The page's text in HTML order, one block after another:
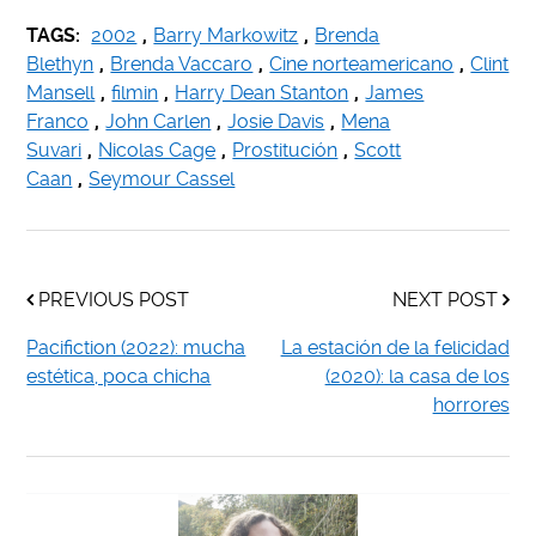
TAGS: 2002 , Barry Markowitz , Brenda
Blethyn , Brenda Vaccaro , Cine norteamericano , Clint
Mansell , filmin , Harry Dean Stanton , James
Franco , John Carlen , Josie Davis , Mena
Suvari , Nicolas Cage , Prostitución , Scott
Caan , Seymour Cassel
PREVIOUS POST
Pacifiction (2022): mucha
estética, poca chicha
NEXT POST
La estación de la felicidad
(2020): la casa de los
horrores